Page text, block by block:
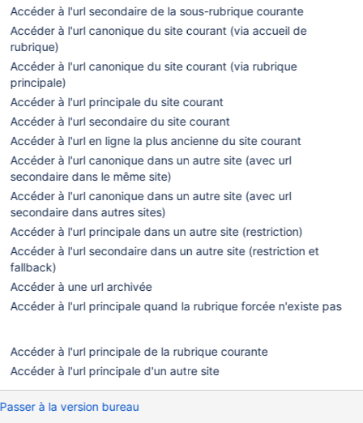
Accéder à l'url secondaire de la sous-rubrique courante
Accéder à l'url canonique du site courant (via accueil de
rubrique)
Accéder à l'url canonique du site courant (via rubrique
principale)
Accéder à l'url principale du site courant
Accéder à l'url secondaire du site courant
Accéder à l'url en ligne la plus ancienne du site courant
Accéder à l'url canonique dans un autre site (avec url
secondaire dans le même site)
Accéder à l'url canonique dans un autre site (avec url
secondaire dans autres sites)
Accéder à l'url principale dans un autre site (restriction)
Accéder à l'url secondaire dans un autre site (restriction et
fallback)
Accéder à une url archivée
Accéder à l'url principale quand la rubrique forcée n'existe pas
Accéder à l'url principale de la rubrique courante
Accéder à l'url principale d'un autre site
Passer à la version bureau